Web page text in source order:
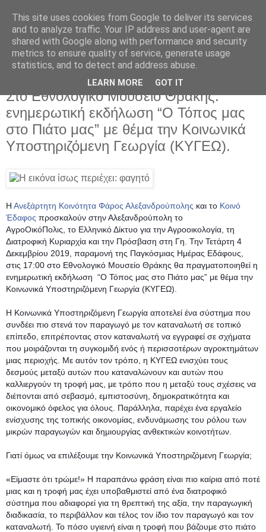
Τετάρτη 4 Δεκεμβρίου 2019
Στο Εθνολογικό Μουσείο Θράκης:
ενημερωτική εκδήλωση “Ο Τόπος μας
στο Πιάτο μας” με θέμα την Κοινωνικά
Υποστηριζόμενη Γεωργία (ΚΥΓΕΩ).
Η Ανεξάρτητη Κοινότητα Φάρος Αλεξανδρούπολης και το Κοινό
Έδαφος προσκαλούν στην Αλεξανδρούπολη το
ΑγροΟικόΠολις, το Ελληνικό Δίκτυο για την Αγροοικολογία, τη
Διατροφική Κυριαρχία και την Πρόσβαση στη Γη. Την Τετάρτη 4
Δεκεμβρίου 2019, παραμονή της Παγκόσμιας Ημέρας Εδάφους,
στις 17:00 στο Εθνολογικό Μουσείο Θράκης θα πραγματοποιηθεί η
ενημερωτική εκδήλωση  “Ο Τόπος μας στο Πιάτο μας” με θέμα την
Κοινωνικά Υποστηριζόμενη Γεωργία (ΚΥΓΕΩ).
Η Κοινωνικά Υποστηριζόμενη Γεωργία αποτελεί ένα σύστημα που
συνδέει πιο στενά τον παραγωγό με τον καταναλωτή σε τοπικό
επίπεδο, επιτρέποντας στον καταναλωτή να εγγραφεί σε σχήματα
που μοιράζονται τη συγκομιδή ενός ή περισσοτέρων αγροκτημάτων
μιας περιοχής. Με αυτόν τον τρόπο, η ΚΥΓΕΩ ενισχύει τους
δεσμούς μεταξύ αυτών που καταναλώνουν και αυτών που
καλλιεργούν τη τροφή μας, με τρόπο που η μεταξύ τους σχέσεις να
διέπονται από σεβασμό, εμπιστοσύνη, δημοκρατικότητα και
οικονομικό όφελος για όλους. Παράλληλα, παρέχει ένα εργαλείο
ενίσχυσης της τοπικής οικονομίας, ενδυνάμωσης του ρόλου των
μικρών παραγωγών και δημιουργίας ανθεκτικών κοινοτήτων.
Γιατί όμως να επιλέξουμε την Κοινωνικά Υποστηριζόμενη Γεωργία;
«Είμαστε ότι τρώμε!» Η παραπάνω φράση είναι πιο καίρια από ποτέ
μιας και η τροφή μας έχει υποβαθμιστεί από ένα διατροφικό
σύστημα που αδιαφορεί για τη θρεπτική της αξία, την παραγωγική
διαδικασία, το περιβάλλον και τέλος τον ίδιο τον παραγωγό και τον
καταναλωτή. Το πόσο υγιεινή είναι η τροφή που βάζουμε στο πιάτο
This site uses cookies from Google to deliver its services
and to analyze traffic. Your IP address and user-agent are
shared with Google along with performance and security
metrics to ensure quality of service, generate usage
statistics, and to detect and address abuse.
LEARN MORE GOT IT